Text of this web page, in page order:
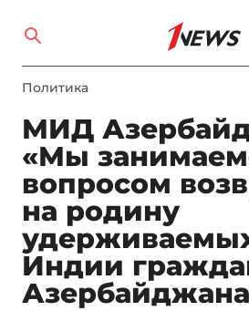
Политика
МИД
«Мы
вопросом
на родину
Индии